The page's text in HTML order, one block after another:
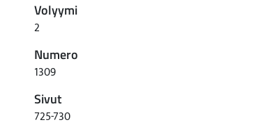
Volyymi
2
Numero
1309
Sivut
725-730